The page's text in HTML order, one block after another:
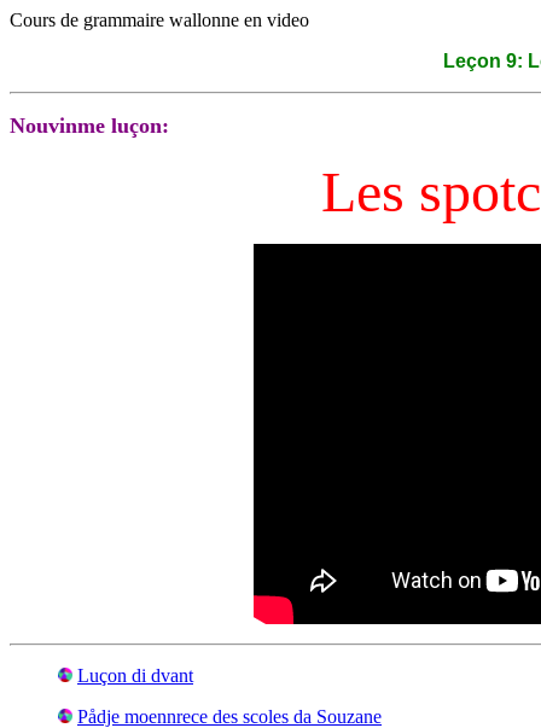
Cours de grammaire wallonne en video
Leçon 9:
Nouvinme luçon:
Les
Luçon di dvant
Pådje moennrece des scoles da Souzane